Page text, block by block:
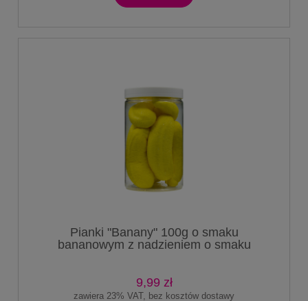
Pianki "Banany" 100g o smaku
bananowym z nadzieniem o smaku
9,99 zł
zawiera 23% VAT, bez kosztów dostawy